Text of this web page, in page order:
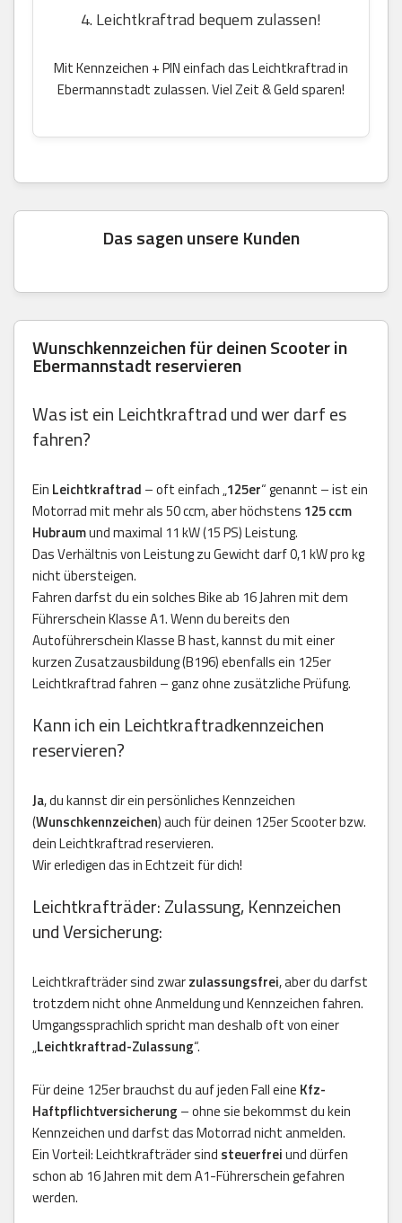
4. Leichtkraftrad bequem zulassen!
Mit Kennzeichen + PIN einfach das Leichtkraftrad in
Ebermannstadt zulassen. Viel Zeit & Geld sparen!
Das sagen unsere Kunden
Wunschkennzeichen für deinen Scooter in
Ebermannstadt reservieren
Was ist ein Leichtkraftrad und wer darf es
fahren?
Ein Leichtkraftrad – oft einfach „125er“ genannt – ist ein
Motorrad mit mehr als 50 ccm, aber höchstens 125 ccm
Hubraumund maximal 11 kW (15 PS) Leistung.
Das Verhältnis von Leistung zu Gewicht darf 0,1 kW pro kg
nicht übersteigen.
Fahren darfst du ein solches Bike ab 16 Jahren mit dem
Führerschein Klasse A1. Wenn du bereits den
Autoführerschein Klasse B hast, kannst du mit einer
kurzen Zusatzausbildung (B196) ebenfalls ein 125er
Leichtkraftrad fahren – ganz ohne zusätzliche Prüfung.
Kann ich ein Leichtkraftradkennzeichen
reservieren?
Ja, du kannst dir ein persönliches Kennzeichen
(Wunschkennzeichen) auch für deinen 125er Scooter bzw.
dein Leichtkraftrad reservieren.
Wir erledigen das in Echtzeit für dich!
Leichtkrafträder: Zulassung, Kennzeichen
und Versicherung:
Leichtkrafträder sind zwarzulassungsfrei, aber du darfst
trotzdem nicht ohne Anmeldung und Kennzeichen fahren.
Umgangssprachlich spricht man deshalb oft von einer
„Leichtkraftrad-Zulassung“.
Für deine 125er brauchst du auf jeden Fall eine Kfz-
Haftpflichtversicherung – ohne sie bekommst du kein
Kennzeichen und darfst das Motorrad nicht anmelden.
Ein Vorteil: Leichtkrafträder sind steuerfreiund dürfen
schon ab 16 Jahren mit dem A1-Führerschein gefahren
werden.